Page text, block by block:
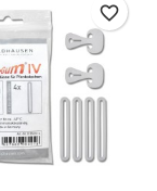
favorite_border